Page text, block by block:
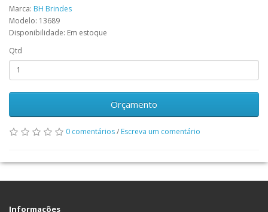
Marca: BH Brindes
Modelo: 13689
Disponibilidade: Em estoque
Qtd
Orçamento
0 comentários/ Escreva um comentário
Informações